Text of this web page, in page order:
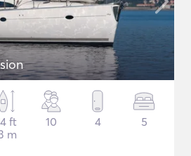
ft
m
10 4 5